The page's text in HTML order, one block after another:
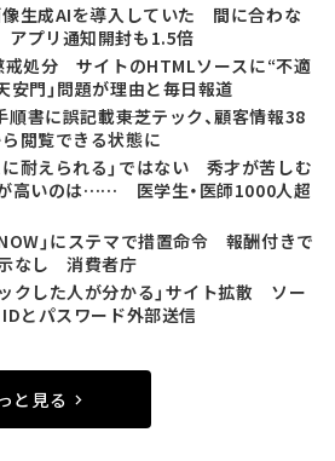
像生成AIを導入していた 間に合わな
プリ通知開封も1.5倍
戒処分 サイトのHTMLソースに“不適
門」問題が理由と毎日報道
書に誤記載――東芝テック、顧客情報38
閲覧できる状態に
に耐えられる」ではない 秀才が苦しむ
が高いのは…… 医学生・医師1000人超
」にステマで措置命令 報酬付きで
なし 消費者庁
クした人が分かる」サイト拡散 ソー
とパスワード外部送信
と見る